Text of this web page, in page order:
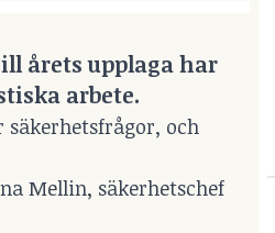
årets upplaga har
arbete.
säkerhetsfrågor, och
Mellin, säkerhetschef